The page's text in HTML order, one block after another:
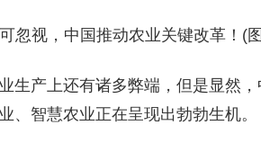
生产上还有诸多弊端，但是显然
、智慧农业正在呈现出勃勃生机。